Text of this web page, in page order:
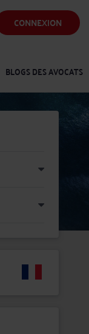
CONNEXION
BLOGS DES AVOCATS